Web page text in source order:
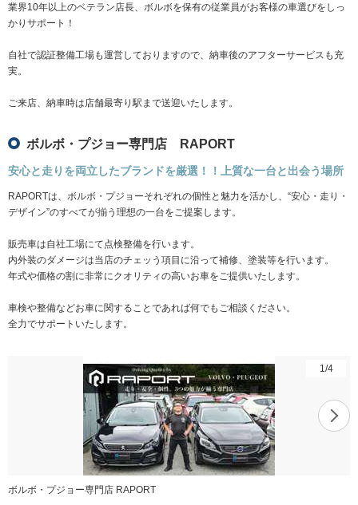
業界10年以上のベテラン店長、ボルボを保有の従業員がお客様の車選びをしっ
かりサポート！
自社で認証整備工場も運営しておりますので、納車後のアフターサービスも充
実。
ご来店、納車時は店舗最寄り駅まで送迎いたします。
ボルボ・プジョー専門店 RAPORT
安心と走りを両立したブランドを厳選！！上質な一台と出会う場所
RAPORTは、ボルボ・プジョーそれぞれの個性と魅力を活かし、“安心・走り・
デザイン”のすべてが揃う理想の一台をご提案します。
販売車は自社工場にて点検整備を行います。
内外装のダメージは当店のチェッう項目に沿って補修、塗装等を行います。
年式や価格の割に非常にクオリティの高いお車をご提供いたします。
車検や整備などお車に関することであれば何でもご相談ください。
全力でサポートいたします。
1 /4
ボルボ・プジョー専門店 RAPORT